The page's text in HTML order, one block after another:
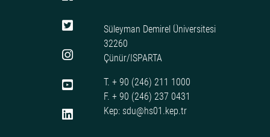
Süleyman Demirel Üniversitesi
32260
Çünür/ISPARTA
T. + 90 (246) 211 1000
F. + 90 (246) 237 0431
Kep: sdu@hs01.kep.tr